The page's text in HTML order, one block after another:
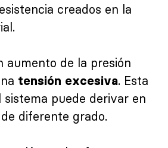
creados en la
aumento de la presión
tensión excesiva. Esta
sistema puede derivar en
diferente grado.